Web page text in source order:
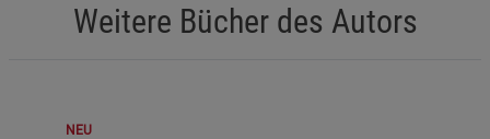
Weitere Bücher des Autors
NEU